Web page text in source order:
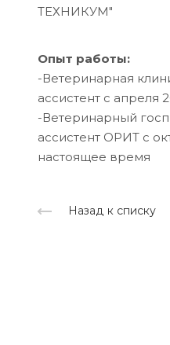
ТЕХНИКУМ"
Опыт работы:
-Ветеринарная
ассистент с апреля
-Ветеринарный
ассистент ОРИТ с
настоящее время
Назад к списку